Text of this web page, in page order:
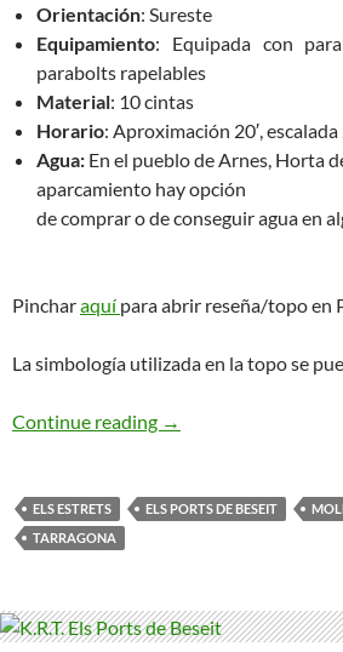
Orientación: Sureste
Equipamiento: Equipada con
parabolts rapelables
Material: 10 cintas
Horario: Aproximación 20′,
Agua: En el pueblo de Arnes, Horta
aparcamiento hay opción
de comprar o de conseguir agua en
Pincharaquí para abrir reseña/topo en
La simbología utilizada en la topo se
Continue reading Pasión por la Birra.
→
ELS ESTRETS ELS PORTS DE BESEIT
TARRAGONA